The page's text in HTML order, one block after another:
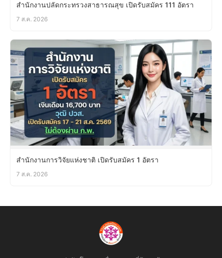
สำนักงานปลัดกระทรวงสาธารณสุข เปิดรับสมัคร 111 อัตรา
7 ส.ค. 2026
สำนักงานการวิจัยแห่งชาติ เปิดรับสมัคร 1 อัตรา
7 ส.ค. 2026